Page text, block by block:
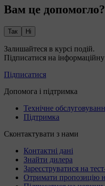
Вам це допомогло?
Так Ні